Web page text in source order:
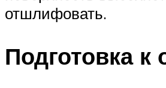
отшлифовать.
Подготовка к